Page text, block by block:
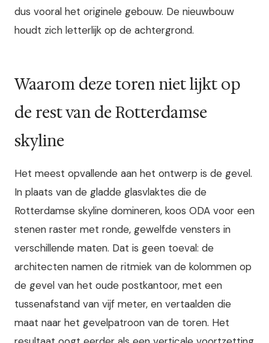
dus vooral het originele gebouw. De nieuwbouw
houdt zich letterlijk op de achtergrond.
Waarom deze toren niet lijkt op
de rest van de Rotterdamse
skyline
Het meest opvallende aan het ontwerp is de gevel.
In plaats van de gladde glasvlaktes die de
Rotterdamse skyline domineren, koos ODA voor een
stenen raster met ronde, gewelfde vensters in
verschillende maten. Dat is geen toeval: de
architecten namen de ritmiek van de kolommen op
de gevel van het oude postkantoor, met een
tussenafstand van vijf meter, en vertaalden die
maat naar het gevelpatroon van de toren. Het